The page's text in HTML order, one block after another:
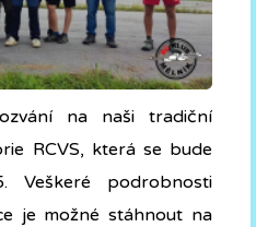
na naši tradiční
RCVS, která se bude
Veškeré podrobnosti
je možné stáhnout na